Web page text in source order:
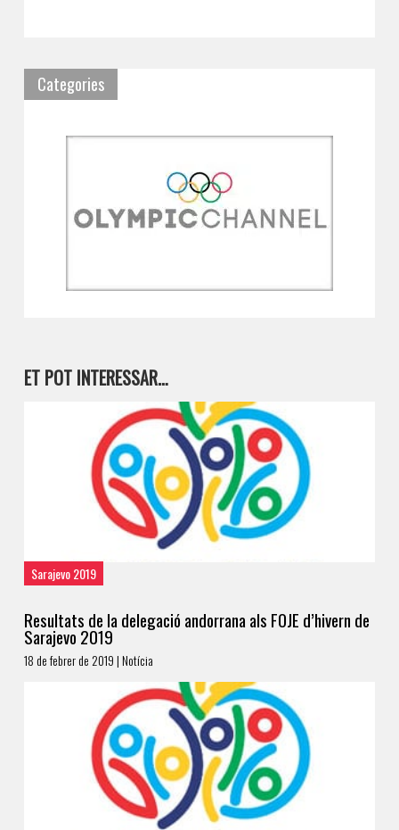
Categories
ET POT INTERESSAR…
Sarajevo 2019
Resultats de la delegació andorrana als FOJE d’hivern de
Sarajevo 2019
18 de febrer de 2019 | Notícia